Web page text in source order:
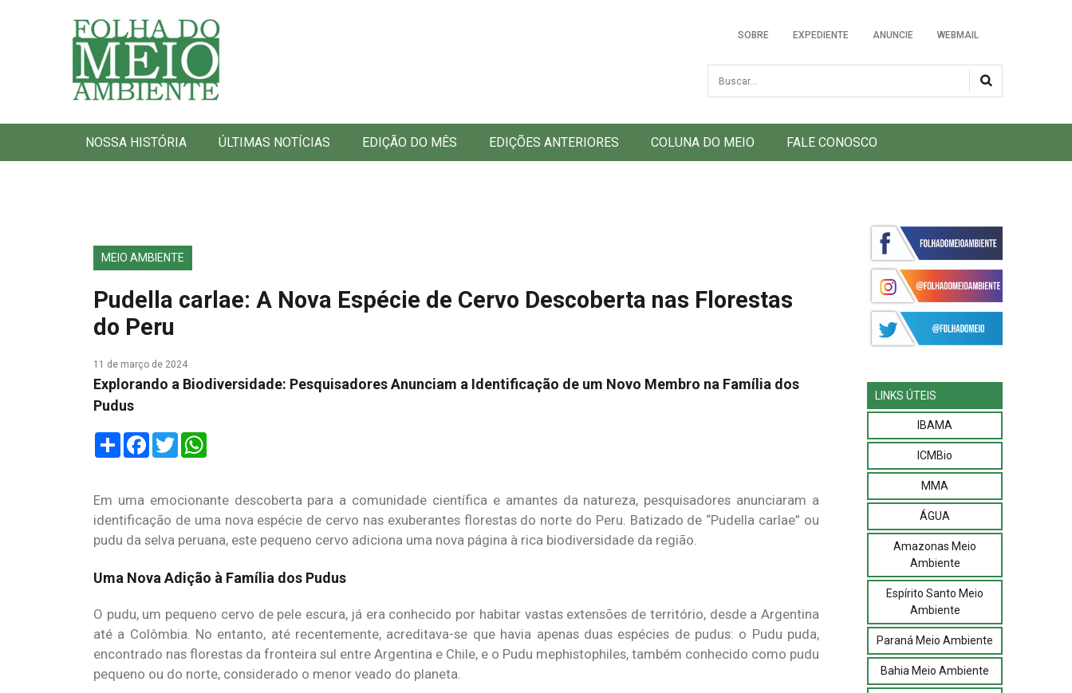
Folha do Meio Ambiente
SOBRE EXPEDIENTE ANUNCIE WEBMAIL
Busca
NOSSA HISTÓRIA ÚLTIMAS NOTÍCIAS EDIÇÃO DO MÊS EDIÇÕES ANTERIORES COLUNA DO MEIO FALE CONOSCO
MEIO AMBIENTE
Pudella carlae: A Nova Espécie de Cervo Descoberta nas Florestas
do Peru
11 de março de 2024
Explorando a Biodiversidade: Pesquisadores Anunciam a Identificação de um Novo Membro na Família dos
Pudus
ShareFacebook
Twitter
Em uma emocionante descoberta para a comunidade científica e amantes da natureza, pesquisadores anunciaram a
identificação de uma nova espécie de cervo nas exuberantes florestas do norte do Peru. Batizado de “Pudella carlae” ou
pudu da selva peruana, este pequeno cervo adiciona uma nova página à rica biodiversidade da região.
Uma Nova Adição à Família dos Pudus
O pudu, um pequeno cervo de pele escura, já era conhecido por habitar vastas extensões de território, desde a Argentina
até a Colômbia. No entanto, até recentemente, acreditava-se que havia apenas duas espécies de pudus: o Pudu puda,
encontrado nas florestas da fronteira sul entre Argentina e Chile, e o Pudu mephistophiles, também conhecido como pudu
pequeno ou do norte, considerado o menor veado do planeta.
LINKS ÚTEIS
IBAMA
ICMBio
MMA
ÁGUA
Amazonas Meio
Ambiente
Espírito Santo Meio
Ambiente
Paraná Meio Ambiente
Bahia Meio Ambiente